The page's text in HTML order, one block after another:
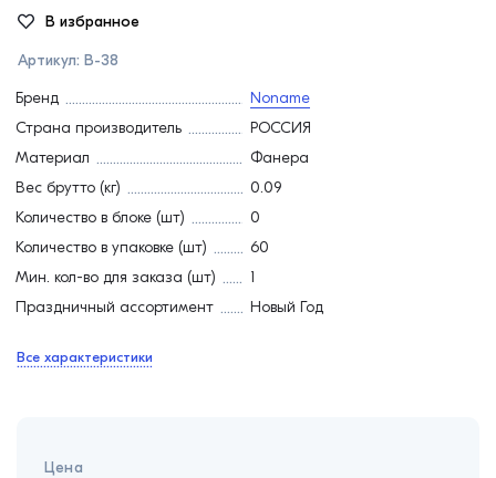
В избранное
Артикул: В-38
Бренд
Noname
Страна производитель
РОССИЯ
Материал
Фанера
Вес брутто (кг)
0.09
Количество в блоке (шт)
0
Количество в упаковке (шт)
60
Мин. кол-во для заказа (шт)
1
Праздничный ассортимент
Новый Год
Все характеристики
Цена